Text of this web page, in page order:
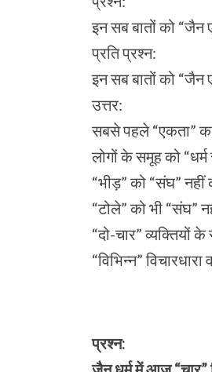
इन सब बातों को “जैन
प्रति प्रश्न:
इन सब बातों को “जैन
उत्तर:
सबसे पहले “एकता” का
लोगों के समूह को
“भीड़” को “संघ”
“टोले” को भी “संघ”
“दो-चार” व्यक्तियों
“विभिन्न”
प्रश्न: